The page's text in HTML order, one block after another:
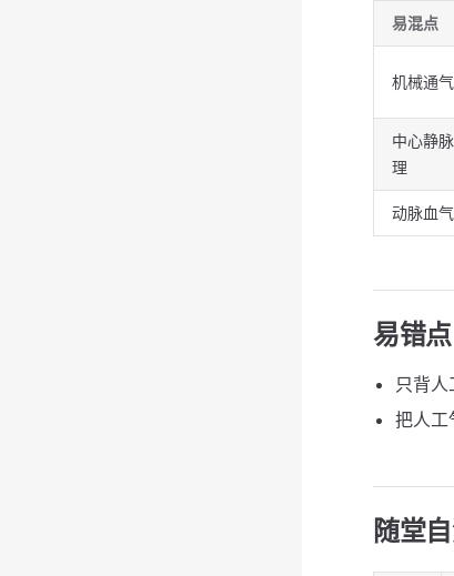
易混点
机械通
中心静
理
动脉血
易错点
只背
把人工
随堂